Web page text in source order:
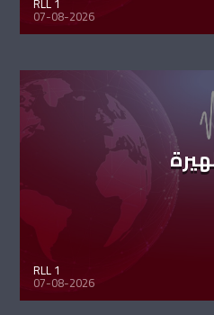
07-08-2026
RLL 1
07-08-2026